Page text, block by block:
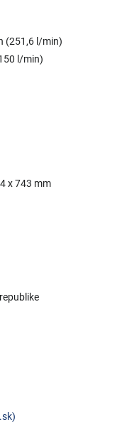
(251,6 l/min)
l/min)
x 743 mm